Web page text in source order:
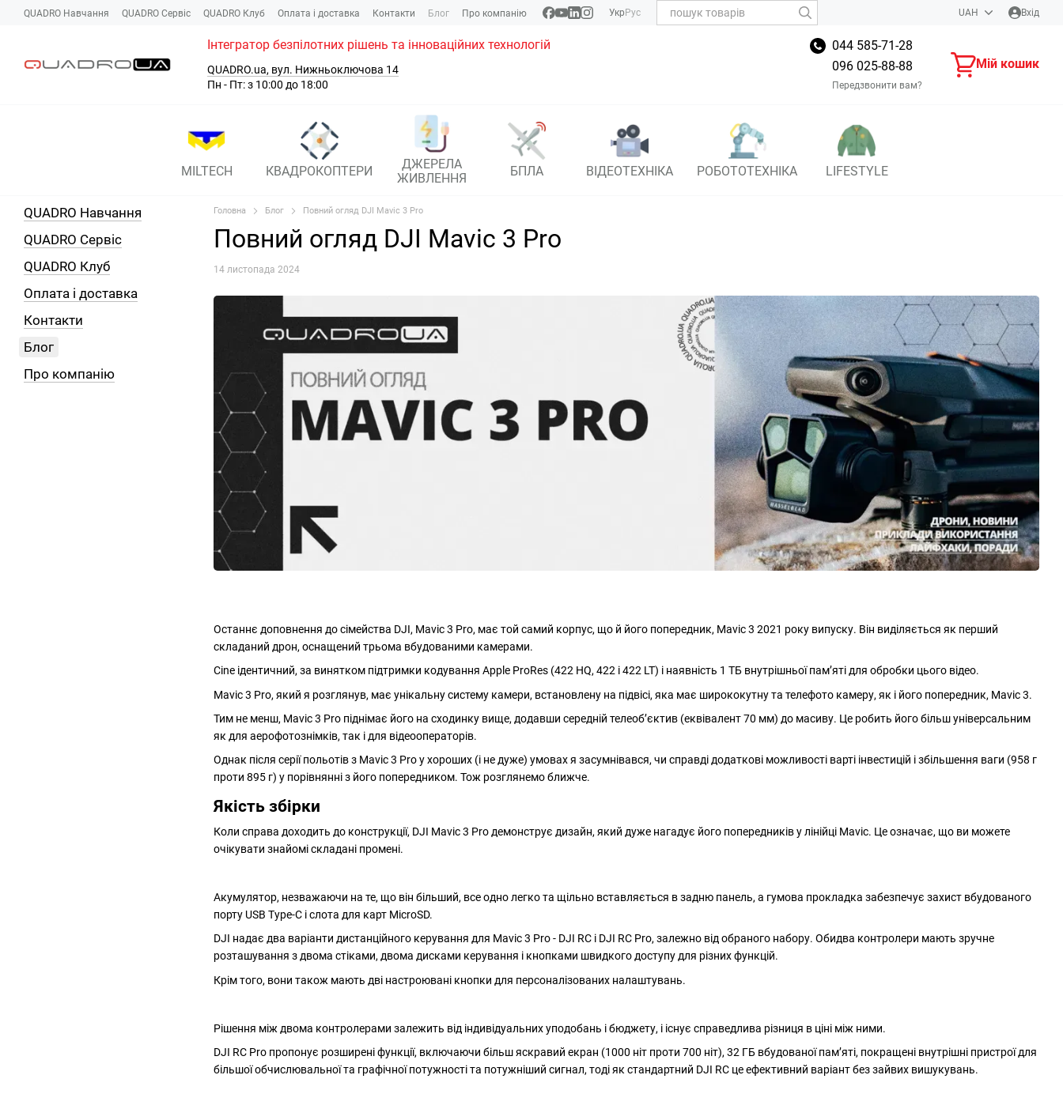
Перейти до основного контенту
QUADRO Навчання QUADRO Сервіc QUADRO Клуб Оплата і доставка Контакти Блог Про компанію Укр Рус UAH Вхід
Інтегратор безпілотних рішень та інноваційних технологій
QUADRO.ua, вул. Нижньоключова 14
Пн - Пт: з 10:00 до 18:00
044 585-71-28
096 025-88-88
Передзвонити вам?
Мій кошик
MILTECH КВАДРОКОПТЕРИ
ДЖЕРЕЛА
ЖИВЛЕННЯ
БПЛА ВІДЕОТЕХНІКА РОБОТОТЕХНІКА LIFESTYLE
Головна Блог Повний огляд DJI Mavic 3 Pro
Повний огляд DJI Mavic 3 Pro
14 листопада 2024
Останнє доповнення до сімейства DJI, Mavic 3 Pro, має той самий корпус, що й його попередник, Mavic 3 2021 року випуску. Він виділяється як перший
складаний дрон, оснащений трьома вбудованими камерами.
Cine ідентичний, за винятком підтримки кодування Apple ProRes (422 HQ, 422 і 422 LT) і наявність 1 ТБ внутрішньої пам’яті для обробки цього відео.
Mavic 3 Pro, який я розглянув, має унікальну систему камери, встановлену на підвісі, яка має ширококутну та телефото камеру, як і його попередник, Mavic 3.
Тим не менш, Mavic 3 Pro піднімає його на сходинку вище, додавши середній телеоб’єктив (еквівалент 70 мм) до масиву. Це робить його більш універсальним
як для аерофотознімків, так і для відеооператорів.
Однак після серії польотів з Mavic 3 Pro у хороших (і не дуже) умовах я засумнівався, чи справді додаткові можливості варті інвестицій і збільшення ваги (958 г
проти 895 г) у порівнянні з його попередником. Тож розглянемо ближче.
Якість збірки
Коли справа доходить до конструкції, DJI Mavic 3 Pro демонструє дизайн, який дуже нагадує його попередників у лінійці Mavic. Це означає, що ви можете
очікувати знайомі складані промені.
Акумулятор, незважаючи на те, що він більший, все одно легко та щільно вставляється в задню панель, а гумова прокладка забезпечує захист вбудованого
порту USB Type-C і слота для карт MicroSD.
DJI надає два варіанти дистанційного керування для Mavic 3 Pro - DJI RC і DJI RC Pro, залежно від обраного набору. Обидва контролери мають зручне
розташування з двома стіками, двома дисками керування і кнопками швидкого доступу для різних функцій.
Крім того, вони також мають дві настроювані кнопки для персоналізованих налаштувань.
Рішення між двома контролерами залежить від індивідуальних уподобань і бюджету, і існує справедлива різниця в ціні між ними.
DJI RC Pro пропонує розширені функції, включаючи більш яскравий екран (1000 ніт проти 700 ніт), 32 ГБ вбудованої пам’яті, покращені внутрішні пристрої для
більшої обчислювальної та графічної потужності та потужніший сигнал, тоді як стандартний DJI RC це ефективний варіант без зайвих вишукувань.
QUADRO Навчання
QUADRO Сервіc
QUADRO Клуб
Оплата і доставка
Контакти
Блог
Про компанію